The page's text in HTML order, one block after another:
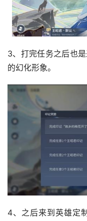
3、打完任务之后也
的幻化形象。
4、之后来到英雄定